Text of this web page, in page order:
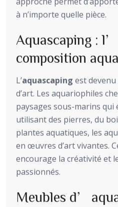
à n’importe quelle pièce.
Aquascaping :
composition
L’aquascaping est
d’art. Les aquariophiles
paysages sous-marins qui
utilisant des pierres, du
plantes aquatiques, les
en œuvres d’art vivantes.
encourage la créativité et
passionnés.
Meubles